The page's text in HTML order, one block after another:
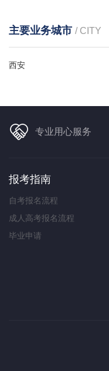
主要业务城市 / CITY
西安
专业用心服务
报考指南
自考报名流程
成人高考报名流程
毕业申请